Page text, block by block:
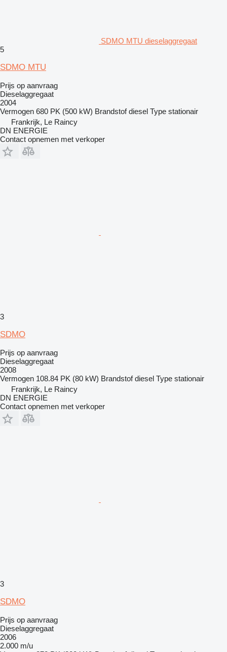
SDMO MTU dieselaggregaat
5
SDMO MTU
Prijs op aanvraag
Dieselaggregaat
2004
Vermogen 680 PK (500 kW) Brandstof diesel Type stationair
Frankrijk, Le Raincy
DN ENERGIE
Contact opnemen met verkoper
3
SDMO
Prijs op aanvraag
Dieselaggregaat
2008
Vermogen 108.84 PK (80 kW) Brandstof diesel Type stationair
Frankrijk, Le Raincy
DN ENERGIE
Contact opnemen met verkoper
3
SDMO
Prijs op aanvraag
Dieselaggregaat
2006
2.000 m/u